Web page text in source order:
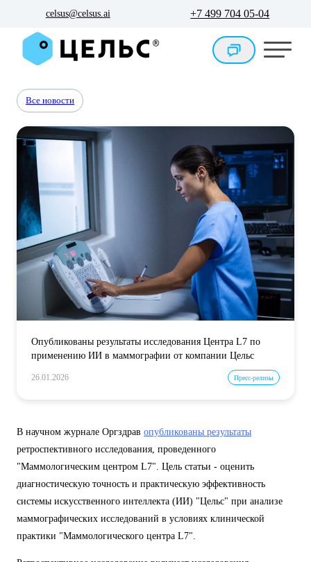
+7 499 704 05-04
celsus@celsus.ai
Все новости
Опубликованы результаты исследования Центра L7 по
применению ИИ в маммографии от компании Цельс
26.01.2026 Пресс-релизы
В научном журнале Оргздрав опубликованы результаты
ретроспективного исследования, проведенного
"Маммологическим центром L7". Цель статьи - оценить
диагностическую точность и практическую эффективность
системы искусственного интеллекта (ИИ) "Цельс" при анализе
маммографических исследований в условиях клинической
практики "Маммологического центра L7".